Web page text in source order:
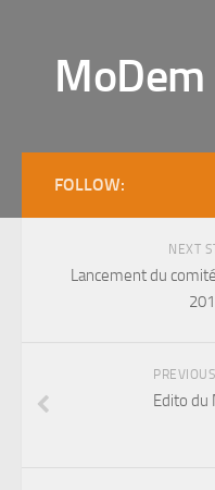
MoDem
FOLLOW:
NEXT
Lancement du
Edito du